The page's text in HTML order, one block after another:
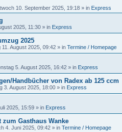
10. September 2025, 19:18 » in Express
2025, 11:30 » in Express
2025
11. August 2025, 09:42 » in Termine / Homepage
5. August 2025, 16:42 » in Express
Handbücher von Radex ab 125 ccm
3. August 2025, 18:00 » in Express
2025, 15:59 » in Express
Gasthaus Wanke
4. Juni 2025, 09:42 » in Termine / Homepage